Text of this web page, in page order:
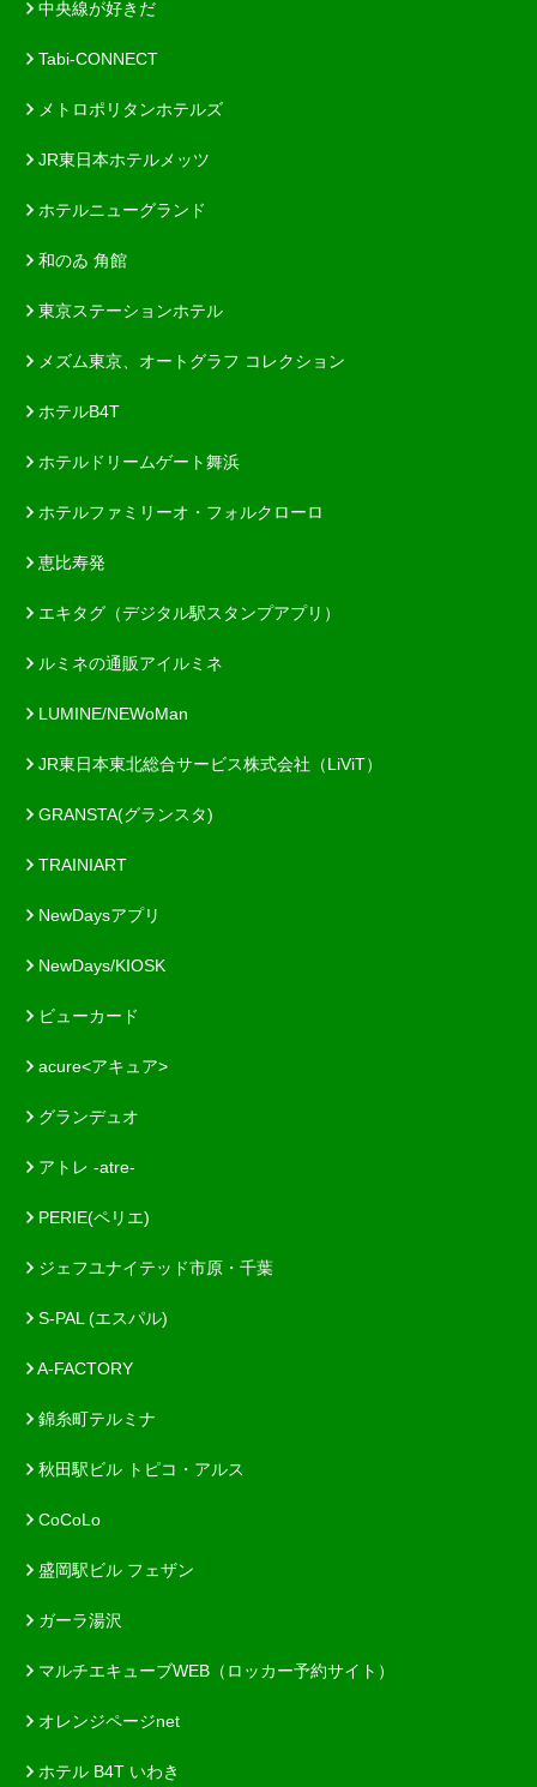
中央線が好きだ
Tabi-CONNECT
メトロポリタンホテルズ
JR東日本ホテルメッツ
ホテルニューグランド
和のゐ 角館
東京ステーションホテル
メズム東京、オートグラフ コレクション
ホテルB4T
ホテルドリームゲート舞浜
ホテルファミリーオ・フォルクローロ
恵比寿発
エキタグ（デジタル駅スタンプアプリ）
ルミネの通販アイルミネ
LUMINE/NEWoMan
JR東日本東北総合サービス株式会社（LiViT）
GRANSTA(グランスタ)
TRAINIART
NewDaysアプリ
NewDays/KIOSK
ビューカード
acure<アキュア>
グランデュオ
アトレ -atre-
PERIE(ペリエ)
ジェフユナイテッド市原・千葉
S-PAL (エスパル)
A-FACTORY
錦糸町テルミナ
秋田駅ビル トピコ・アルス
CoCoLo
盛岡駅ビル フェザン
ガーラ湯沢
マルチエキューブWEB（ロッカー予約サイト）
オレンジページnet
ホテル B4T いわき